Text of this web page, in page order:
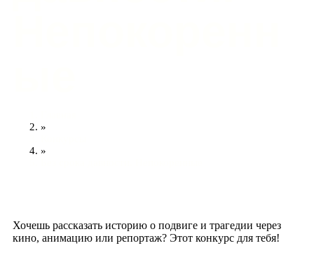
»
»
Хочешь рассказать историю о подвиге и трагедии через
кино, анимацию или репортаж? Этот конкурс для тебя!